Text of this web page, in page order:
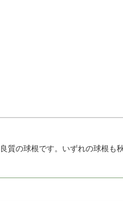
質の球根です。いずれの球根も